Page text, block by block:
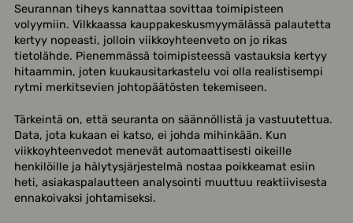
Seurannan tiheys kannattaa sovittaa toimipisteen
volyymiin. Vilkkaassa kauppakeskusmyymälässä palautetta
kertyy nopeasti, jolloin viikkoyhteenveto on jo rikas
tietolähde. Pienemmässä toimipisteessä vastauksia kertyy
hitaammin, joten kuukausitarkastelu voi olla realistisempi
rytmi merkitsevien johtopäätösten tekemiseen.
Tärkeintä on, että seuranta on säännöllistä ja vastuutettua.
Data, jota kukaan ei katso, ei johda mihinkään. Kun
viikkoyhteenvedot menevät automaattisesti oikeille
henkilöille ja hälytysjärjestelmä nostaa poikkeamat esiin
heti, asiakaspalautteen analysointi muuttuu reaktiivisesta
ennakoivaksi johtamiseksi.